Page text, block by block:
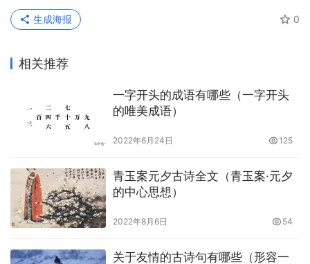
0
生成海报
相关推荐
一字开头的成语有哪些（一字开头
的唯美成语）
2022年6月24日 125
青玉案元夕古诗全文（青玉案·元夕
的中心思想）
2022年8月6日 54
关于友情的古诗句有哪些（形容一